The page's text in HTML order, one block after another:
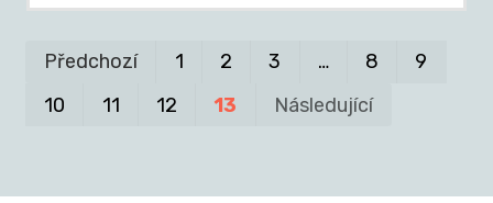
Předchozí 1 2 3 … 8
9
10
11 12 13 Následující